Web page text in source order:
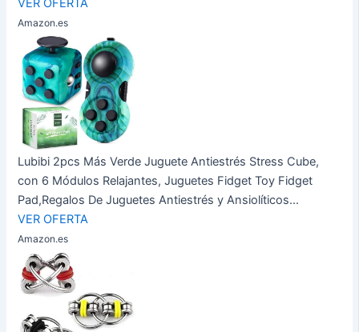
VER OFERTA
Amazon.es
Lubibi 2pcs Más Verde Juguete Antiestrés Stress Cube,
con 6 Módulos Relajantes, Juguetes Fidget Toy Fidget
Pad,Regalos De Juguetes Antiestrés y Ansiolíticos...
VER OFERTA
Amazon.es